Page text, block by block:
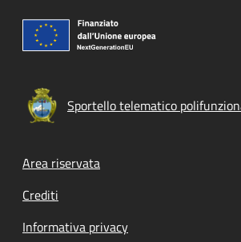
Sportello telematico
Footer menu
Area riservata
Crediti
Informativa privacy